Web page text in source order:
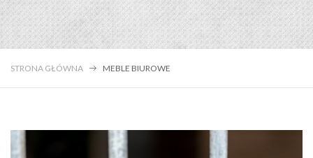
STRONA GŁÓWNA MEBLE BIUROWE